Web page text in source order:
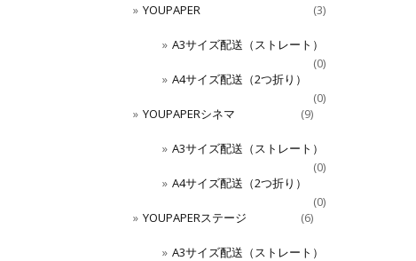
YOUPAPER (3)
A3サイズ配送（ストレート）
(0)
A4サイズ配送（2つ折り）
(0)
YOUPAPERシネマ
(9)
A3サイズ配送（ストレート）
(0)
A4サイズ配送（2つ折り）
(0)
YOUPAPERステージ
(6)
A3サイズ配送（ストレート）